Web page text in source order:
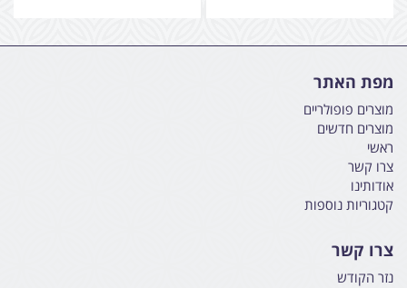
מפת האתר
מוצרים פופולריים
מוצרים חדשים
ראשי
צרו קשר
אודותינו
קטגוריות נוספות
צרו קשר
נזר הקודש